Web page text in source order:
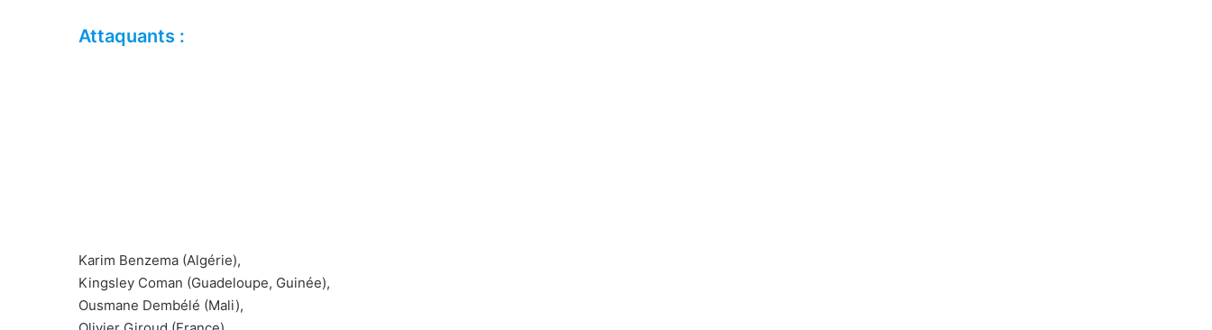
Attaquants :
Karim Benzema (Algérie),
Kingsley Coman (Guadeloupe, Guinée),
Ousmane Dembélé (Mali),